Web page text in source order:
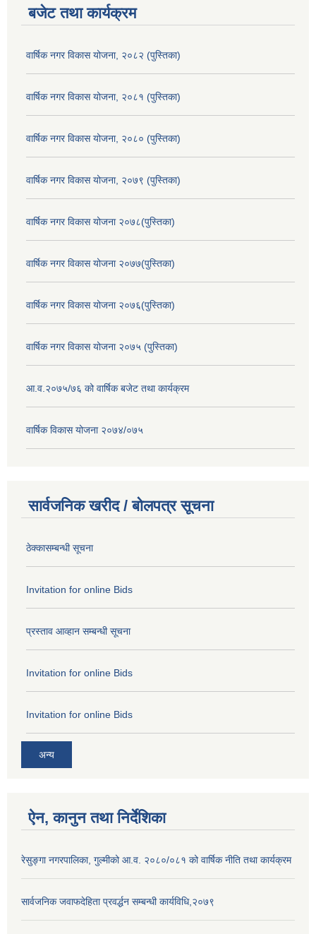
बजेट तथा कार्यक्रम
वार्षिक नगर विकास योजना, २०८२ (पुस्तिका)
वार्षिक नगर विकास योजना, २०८१ (पुस्तिका)
वार्षिक नगर विकास योजना, २०८० (पुस्तिका)
वार्षिक नगर विकास योजना, २०७९ (पुस्तिका)
वार्षिक नगर विकास योजना २०७८(पुस्तिका)
वार्षिक नगर विकास योजना २०७७(पुस्तिका)
वार्षिक नगर विकास योजना २०७६(पुस्तिका)
वार्षिक नगर विकास योजना २०७५ (पुस्तिका)
आ.व.२०७५/७६ को वार्षिक बजेट तथा कार्यक्रम
वार्षिक विकास योजना २०७४/०७५
सार्वजनिक खरीद / बोलपत्र सूचना
ठेक्कासम्बन्धी सूचना
Invitation for online Bids
प्रस्ताव आव्हान सम्बन्धी सूचना
Invitation for online Bids
Invitation for online Bids
अन्य
ऐन, कानुन तथा निर्देशिका
रेसुङ्गा नगरपालिका, गुल्मीको आ.व. २०८०/०८१ को वार्षिक नीति तथा कार्यक्रम
सार्वजनिक जवाफदेहिता प्रवर्द्धन सम्बन्धी कार्यविधि,२०७९